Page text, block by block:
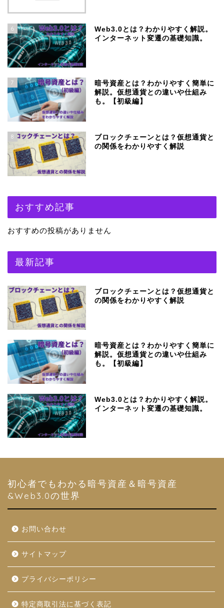
6
Web3.0とは？わかりやすく解説。
インターネット変遷の基礎知識。
7
暗号資産とは？わかりやすく簡単に
解説。仮想通貨との違いや仕組み
も。【初級編】
8
ブロックチェーンとは？仮想通貨と
の関係をわかりやすく解説
おすすめ記事
おすすめの投稿がありません
最新記事
ブロックチェーンとは？仮想通貨と
の関係をわかりやすく解説
暗号資産とは？わかりやすく簡単に
解説。仮想通貨との違いや仕組み
も。【初級編】
Web3.0とは？わかりやすく解説。
インターネット変遷の基礎知識。
初心者でもわかる暗号資産＆暗号資産
&Web3.0の世界
お問い合わせ
サイトマップ
プライバシーポリシー
特定商取引法に基づく表記